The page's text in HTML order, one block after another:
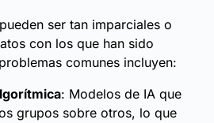
ser tan imparciales o
con los que han sido
comunes incluyen:
: Modelos de IA que
grupos sobre otros, lo que